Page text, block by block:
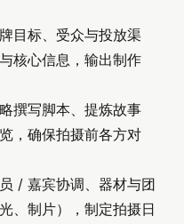
目标、受众与投放渠
核心信息，输出制作
撰写脚本、提炼故事
，确保拍摄前各方对
/ 嘉宾协调、器材与团
、制片），制定拍摄日